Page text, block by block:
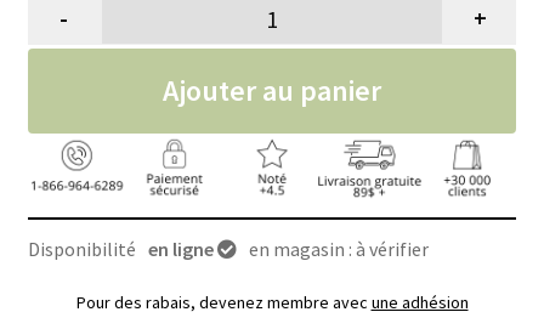
quantité de Shampoing
- +
Ajouter au panier
Disponibilité en ligne en magasin : à vérifier
Pour des rabais, devenez membre avec une adhésion